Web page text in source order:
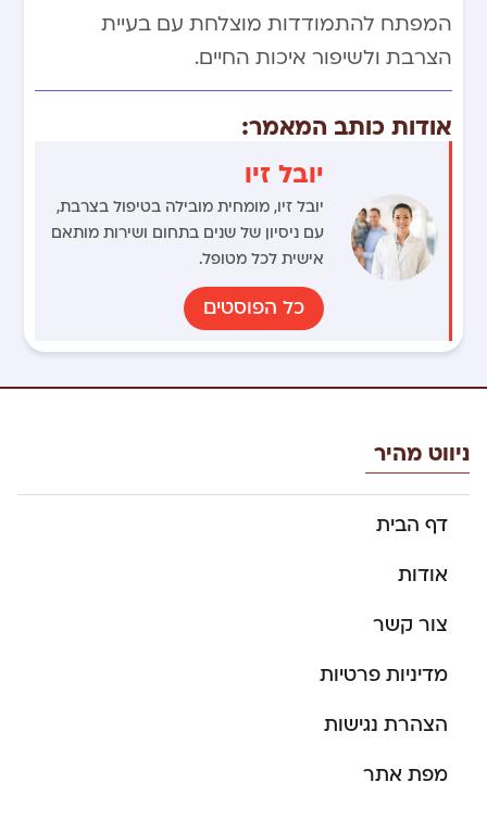
המפתח להתמודדות מוצלחת עם בעיית
הצרבת ולשיפור איכות החיים.
אודות כותב המאמר:
יובל זיו
יובל זיו, מומחית מובילה בטיפול בצרבת,
עם ניסיון של שנים בתחום ושירות מותאם
אישית לכל מטופל.
כל הפוסטים
ניווט מהיר
דף הבית
אודות
צור קשר
מדיניות פרטיות
הצהרת נגישות
מפת אתר